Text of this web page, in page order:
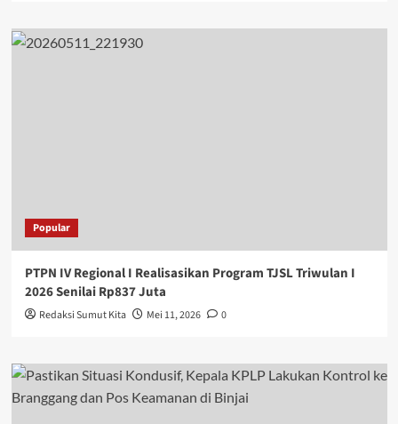
Popular
PTPN IV Regional I Realisasikan Program TJSL Triwulan I
2026 Senilai Rp837 Juta
Redaksi Sumut Kita Mei 11, 2026 0